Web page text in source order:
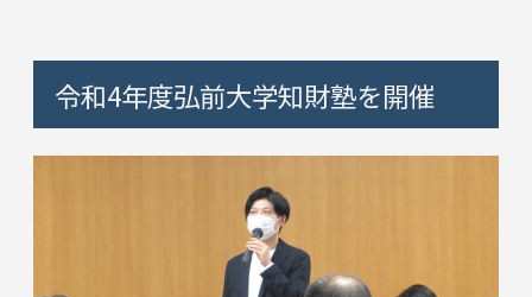
令和4年度弘前大学知財塾を開催